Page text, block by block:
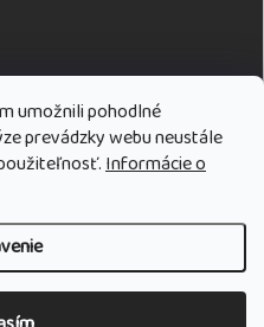
umožnili pohodlné
prevádzky webu neustále
Informácie o
Všetky práva vyhradené.Upraviť
cookies